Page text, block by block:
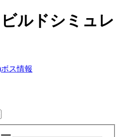
ルドシミュレ
ボス情報